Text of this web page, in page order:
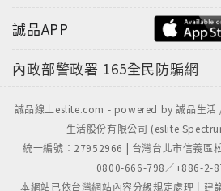
誠品APP
內政部警政署 165全民防騙網
誠品線上eslite.com - powered by 誠品生活
生活股份有限公司 (eslite
統一編號：27952966 | 台灣台北市信義區
0800-666-798／+886-2-
本網站已依台灣網站內容分級規定處理｜建